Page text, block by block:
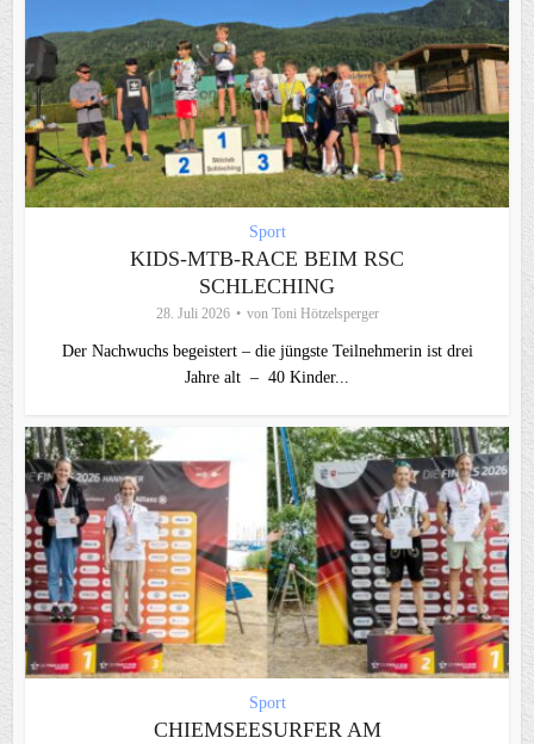
Sport
KIDS-MTB-RACE BEIM RSC
SCHLECHING
28. Juli 2026 von Toni Hötzelsperger
Der Nachwuchs begeistert – die jüngste Teilnehmerin ist drei
Jahre alt – 40 Kinder...
Sport
CHIEMSEESURFER AM